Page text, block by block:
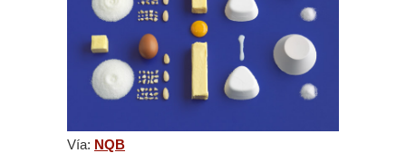
Vía: NQB